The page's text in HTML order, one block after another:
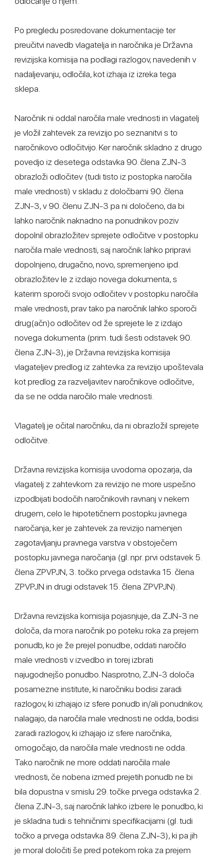
Po pregledu posredovane dokumentacije ter
preučitvi navedb vlagatelja in naročnika je Državna
revizijska komisija na podlagi razlogov, navedenih v
nadaljevanju, odločila, kot izhaja iz izreka tega
sklepa.
Naročnik ni oddal naročila male vrednosti in vlagatelj
je vložil zahtevek za revizijo po seznanitvi s to
naročnikovo odločitvijo. Ker naročnik skladno z drugo
povedjo iz desetega odstavka 90. člena ZJN-3
obrazloži odločitev (tudi tisto iz postopka naročila
male vrednosti) v skladu z določbami 90. člena
ZJN-3, v 90. členu ZJN-3 pa ni določeno, da bi
lahko naročnik naknadno na ponudnikov poziv
dopolnil obrazložitev sprejete odločitve v postopku
naročila male vrednosti, saj naročnik lahko pripravi
dopolnjeno, drugačno, novo, spremenjeno ipd.
obrazložitev le z izdajo novega dokumenta, s
katerim sporoči svojo odločitev v postopku naročila
male vrednosti, prav tako pa naročnik lahko sporoči
drug(ačn)o odločitev od že sprejete le z izdajo
novega dokumenta (prim. tudi šesti odstavek 90.
člena ZJN-3), je Državna revizijska komisija
vlagateljev predlog iz zahtevka za revizijo upoštevala
kot predlog za razveljavitev naročnikove odločitve,
da se ne odda naročilo male vrednosti.
Vlagatelj je očital naročniku, da ni obrazložil sprejete
odločitve.
Državna revizijska komisija uvodoma opozarja, da
vlagatelj z zahtevkom za revizijo ne more uspešno
izpodbijati bodočih naročnikovih ravnanj v nekem
drugem, celo le hipotetičnem postopku javnega
naročanja, ker je zahtevek za revizijo namenjen
zagotavljanju pravnega varstva v obstoječem
postopku javnega naročanja (gl. npr. prvi odstavek 5.
člena ZPVPJN, 3. točko prvega odstavka 15. člena
ZPVPJN in drugi odstavek 15. člena ZPVPJN).
Državna revizijska komisija pojasnjuje, da ZJN-3 ne
določa, da mora naročnik po poteku roka za prejem
ponudb, ko je že prejel ponudbe, oddati naročilo
male vrednosti v izvedbo in torej izbrati
najugodnejšo ponudbo. Nasprotno, ZJN-3 določa
posamezne institute, ki naročniku bodisi zaradi
razlogov, ki izhajajo iz sfere ponudb in/ali ponudnikov,
nalagajo, da naročila male vrednosti ne odda, bodisi
zaradi razlogov, ki izhajajo iz sfere naročnika,
omogočajo, da naročila male vrednosti ne odda.
Tako naročnik ne more oddati naročila male
vrednosti, če nobena izmed prejetih ponudb ne bi
bila dopustna v smislu 29. točke prvega odstavka 2.
člena ZJN-3, saj naročnik lahko izbere le ponudbo, ki
je skladna tudi s tehničnimi specifikacijami (gl. tudi
točko a prvega odstavka 89. člena ZJN-3), ki pa jih
je moral določiti še pred potekom roka za prejem